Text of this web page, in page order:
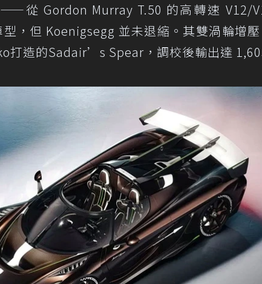
從 Gordon Murray T.50 的高轉速 V12/
，但 Koenigsegg 並未退縮。其雙渦輪增壓
打造的Sadair’s Spear，調校後輸出達